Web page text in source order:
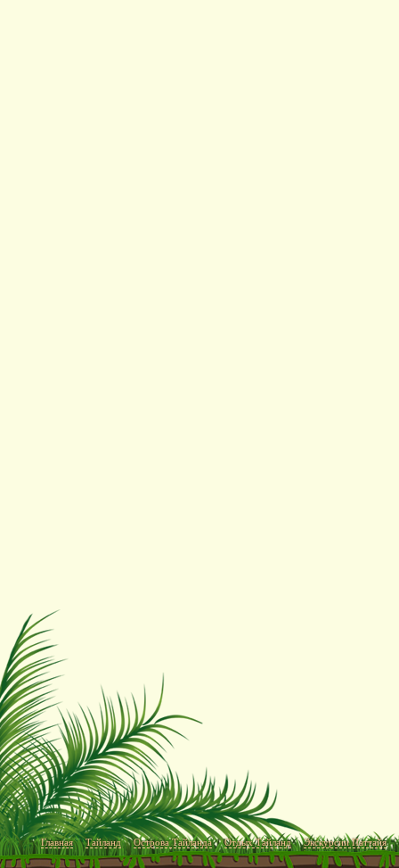
Главная Тайланд Острова Тайланда Отдых Тайланд Экскурсии Паттайя